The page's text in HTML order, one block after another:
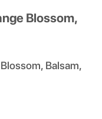
Blossom,